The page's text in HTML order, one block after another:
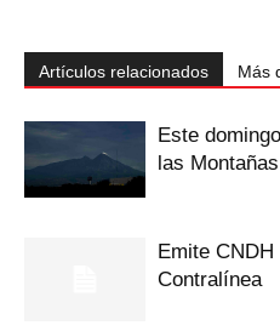
Artículos relacionados Más
Este
las Montañas
Emite
Contralínea